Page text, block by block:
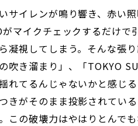
サイレンが鳴り響き、赤い
マイクチェックするだけで
凝視してしまう。そんな張
吹き溜まり」、「TOKYO
れてるんじゃないかと感じ
きがそのまま投影されてい
この破壊力はやはりとんでも